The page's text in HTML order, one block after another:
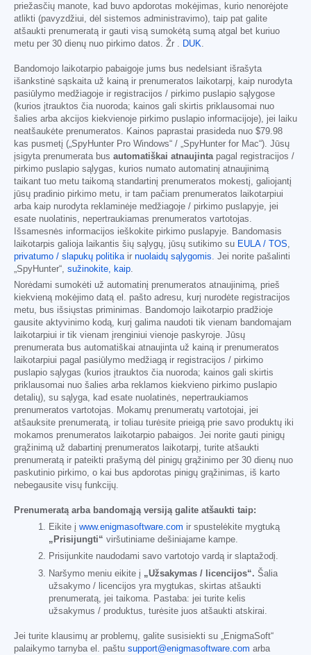
priežasčių manote, kad buvo apdorotas mokėjimas, kurio nenorėjote
atlikti (pavyzdžiui, dėl sistemos administravimo), taip pat galite
atšaukti prenumeratą ir gauti visą sumokėtą sumą atgal bet kuriuo
metu per 30 dienų nuo pirkimo datos. Žr . DUK.
Bandomojo laikotarpio pabaigoje jums bus nedelsiant išrašyta
išankstinė sąskaita už kainą ir prenumeratos laikotarpį, kaip nurodyta
pasiūlymo medžiagoje ir registracijos / pirkimo puslapio sąlygose
(kurios įtrauktos čia nuoroda; kainos gali skirtis priklausomai nuo
šalies arba akcijos kiekvienoje pirkimo puslapio informacijoje), jei laiku
neatšaukėte prenumeratos. Kainos paprastai prasideda nuo $79.98
kas pusmetį („SpyHunter Pro Windows“ / „SpyHunter for Mac“). Jūsų
įsigyta prenumerata bus automatiškai atnaujintapagal registracijos /
pirkimo puslapio sąlygas, kurios numato automatinį atnaujinimą
taikant tuo metu taikomą standartinį prenumeratos mokestį, galiojantį
jūsų pradinio pirkimo metu, ir tam pačiam prenumeratos laikotarpiui
arba kaip nurodyta reklaminėje medžiagoje / pirkimo puslapyje, jei
esate nuolatinis, nepertraukiamas prenumeratos vartotojas.
Išsamesnės informacijos ieškokite pirkimo puslapyje. Bandomasis
laikotarpis galioja laikantis šių sąlygų, jūsų sutikimo su EULA / TOS,
privatumo / slapukų politikair nuolaidų sąlygomis. Jei norite pašalinti
„SpyHunter“, sužinokite, kaip.
Norėdami sumokėti už automatinį prenumeratos atnaujinimą, prieš
kiekvieną mokėjimo datą el. pašto adresu, kurį nurodėte registracijos
metu, bus išsiųstas priminimas. Bandomojo laikotarpio pradžioje
gausite aktyvinimo kodą, kurį galima naudoti tik vienam bandomajam
laikotarpiui ir tik vienam įrenginiui vienoje paskyroje. Jūsų
prenumerata bus automatiškai atnaujinta už kainą ir prenumeratos
laikotarpiui pagal pasiūlymo medžiagą ir registracijos / pirkimo
puslapio sąlygas (kurios įtrauktos čia nuoroda; kainos gali skirtis
priklausomai nuo šalies arba reklamos kiekvieno pirkimo puslapio
detalių), su sąlyga, kad esate nuolatinės, nepertraukiamos
prenumeratos vartotojas. Mokamų prenumeratų vartotojai, jei
atšauksite prenumeratą, ir toliau turėsite prieigą prie savo produktų iki
mokamos prenumeratos laikotarpio pabaigos. Jei norite gauti pinigų
grąžinimą už dabartinį prenumeratos laikotarpį, turite atšaukti
prenumeratą ir pateikti prašymą dėl pinigų grąžinimo per 30 dienų nuo
paskutinio pirkimo, o kai bus apdorotas pinigų grąžinimas, iš karto
nebegausite visų funkcijų.
Prenumeratą arba bandomąją versiją galite atšaukti taip:
Eikite į www.enigmasoftware.com ir spustelėkite mygtuką
„Prisijungti“ viršutiniame dešiniajame kampe.
Prisijunkite naudodami savo vartotojo vardą ir slaptažodį.
Naršymo meniu eikite į „Užsakymas / licencijos“. Šalia
užsakymo / licencijos yra mygtukas, skirtas atšaukti
prenumeratą, jei taikoma. Pastaba: jei turite kelis
užsakymus / produktus, turėsite juos atšaukti atskirai.
Jei turite klausimų ar problemų, galite susisiekti su „EnigmaSoft“
palaikymo tarnyba el. paštu support@enigmasoftware.com arba